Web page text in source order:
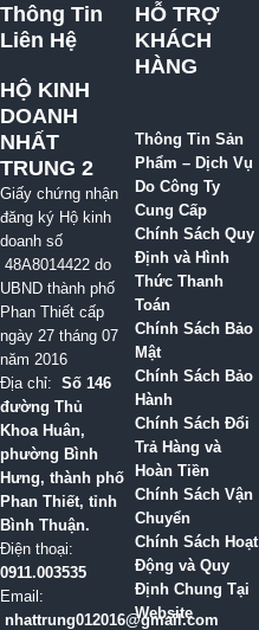
Thông Tin
Liên Hệ
HỘ KINH
DOANH
NHẤT
TRUNG 2
Giấy chứng nhận
đăng ký Hộ kinh
doanh số
48A8014422 do
UBND thành phố
Phan Thiết cấp
ngày 27 tháng 07
năm 2016
Địa chỉ:Số 146
đường Thủ
Khoa Huân,
phường Bình
Hưng, thành phố
Phan Thiết, tỉnh
Bình Thuận.
Điện thoại:
0911.003535
Email:
nhattrung012016@gmail.com
HỖ TRỢ
KHÁCH
HÀNG
Thông Tin Sản
Phẩm – Dịch Vụ
Do Công Ty
Cung Cấp
Chính Sách Quy
Định và Hình
Thức Thanh
Toán
Chính Sách Bảo
Mật
Chính Sách Bảo
Hành
Chính Sách Đổi
Trả Hàng và
Hoàn Tiền
Chính Sách Vận
Chuyển
Chính Sách Hoạt
Động và Quy
Định Chung Tại
Website